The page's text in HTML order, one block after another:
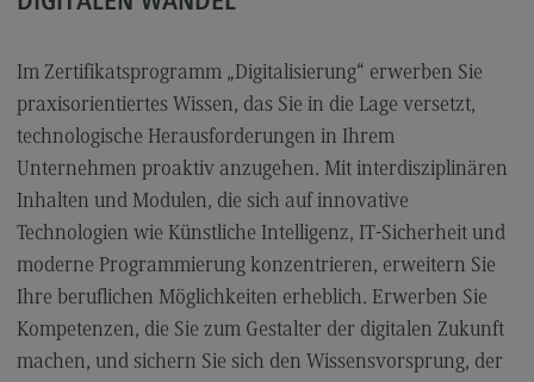
FAQ für Einzelpersonen
Satzungen
Die Hochschule
Hochschulweiterbildung@BW
DHBW CAS Masterangebot
(External link)
DHBW
(External link)
Im Zertifikatsprogramm „Digitalisierung“ erwerben Sie
praxisorientiertes Wissen, das Sie in die Lage versetzt,
technologische Herausforderungen in Ihrem
Unternehmen proaktiv anzugehen. Mit interdisziplinären
Inhalten und Modulen, die sich auf innovative
Technologien wie Künstliche Intelligenz, IT-Sicherheit und
moderne Programmierung konzentrieren, erweitern Sie
Ihre beruflichen Möglichkeiten erheblich. Erwerben Sie
Kompetenzen, die Sie zum Gestalter der digitalen Zukunft
machen, und sichern Sie sich den Wissensvorsprung, der